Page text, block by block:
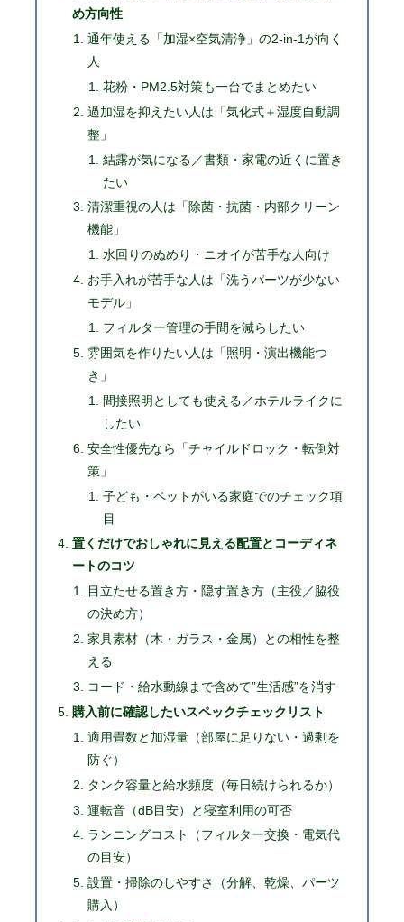
め方向性
通年使える「加湿×空気清浄」の2-in-1が向く
人
花粉・PM2.5対策も一台でまとめたい
過加湿を抑えたい人は「気化式＋湿度自動調
整」
結露が気になる／書類・家電の近くに置き
たい
清潔重視の人は「除菌・抗菌・内部クリーン
機能」
水回りのぬめり・ニオイが苦手な人向け
お手入れが苦手な人は「洗うパーツが少ない
モデル」
フィルター管理の手間を減らしたい
雰囲気を作りたい人は「照明・演出機能つ
き」
間接照明としても使える／ホテルライクに
したい
安全性優先なら「チャイルドロック・転倒対
策」
子ども・ペットがいる家庭でのチェック項
目
置くだけでおしゃれに見える配置とコーディネ
ートのコツ
目立たせる置き方・隠す置き方（主役／脇役
の決め方）
家具素材（木・ガラス・金属）との相性を整
える
コード・給水動線まで含めて”生活感”を消す
購入前に確認したいスペックチェックリスト
適用畳数と加湿量（部屋に足りない・過剰を
防ぐ）
タンク容量と給水頻度（毎日続けられるか）
運転音（dB目安）と寝室利用の可否
ランニングコスト（フィルター交換・電気代
の目安）
設置・掃除のしやすさ（分解、乾燥、パーツ
購入）